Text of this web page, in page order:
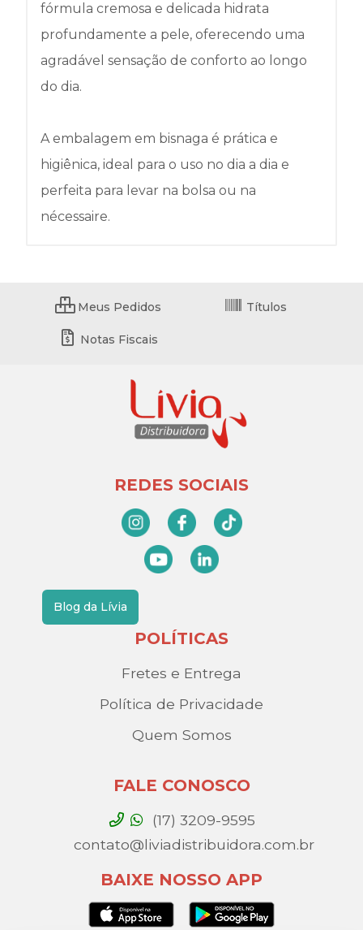
fórmula cremosa e delicada hidrata
profundamente a pele, oferecendo uma
agradável sensação de conforto ao longo
do dia.
A embalagem em bisnaga é prática e
higiênica, ideal para o uso no dia a dia e
perfeita para levar na bolsa ou na
nécessaire.
Meus Pedidos Títulos
Notas Fiscais
REDES SOCIAIS
Blog da Lívia
POLÍTICAS
Fretes e Entrega
Política de Privacidade
Quem Somos
FALE CONOSCO
(17) 3209-9595
contato@liviadistribuidora.com.br
BAIXE NOSSO APP